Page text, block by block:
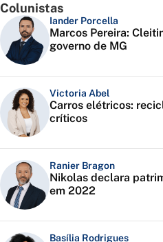
Colunistas
Iander Porcella
Marcos Pereira:
governo de MG
Victoria Abel
Carros elétricos:
críticos
Ranier Bragon
Nikolas declara
em 2022
Basília Rodrigues